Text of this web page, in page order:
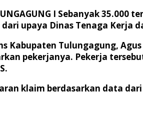
I Sebanyak 35.000
upaya Dinas Tenaga Kerja
Kabupaten Tulungagung,
pekerjanya. Pekerja
klaim berdasarkan data